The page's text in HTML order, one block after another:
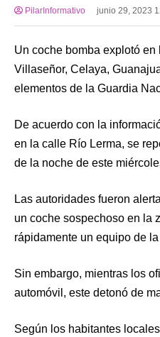
PilarInformativo junio 29, 2023
Un coche bomba explotó
Villaseñor, Celaya,
elementos de la Guardia
De acuerdo con la
en la calle Río Lerma, se
de la noche de este
Las autoridades fueron
un coche sospechoso en la
rápidamente un equipo de
Sin embargo, mientras los
automóvil, este detonó de
Según los habitantes